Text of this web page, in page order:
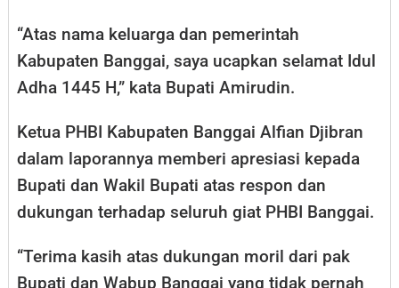
“Atas nama keluarga dan pemerintah
Kabupaten Banggai, saya ucapkan selamat Idul
Adha 1445 H,” kata Bupati Amirudin.
Ketua PHBI Kabupaten Banggai Alfian Djibran
dalam laporannya memberi apresiasi kepada
Bupati dan Wakil Bupati atas respon dan
dukungan terhadap seluruh giat PHBI Banggai.
“Terima kasih atas dukungan moril dari pak
Bupati dan Wabup Banggai yang tidak pernah